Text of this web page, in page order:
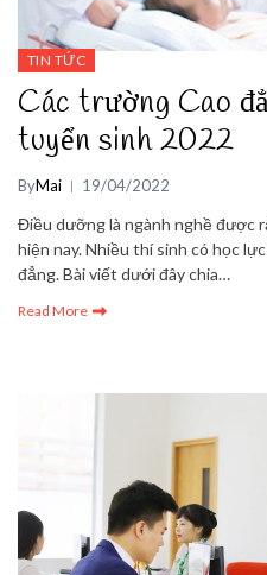
TIN TỨC
Các trường Cao
tuyển sinh 2022
ByMai 19/04/2022
Điều dưỡng là ngành nghề được
hiện nay. Nhiều thí sinh có học
đẳng. Bài viết dưới đây chia…
Read More